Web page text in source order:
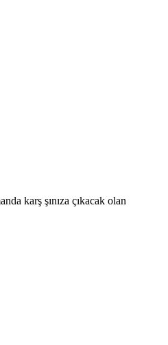
karş şınıza çıkacak olan